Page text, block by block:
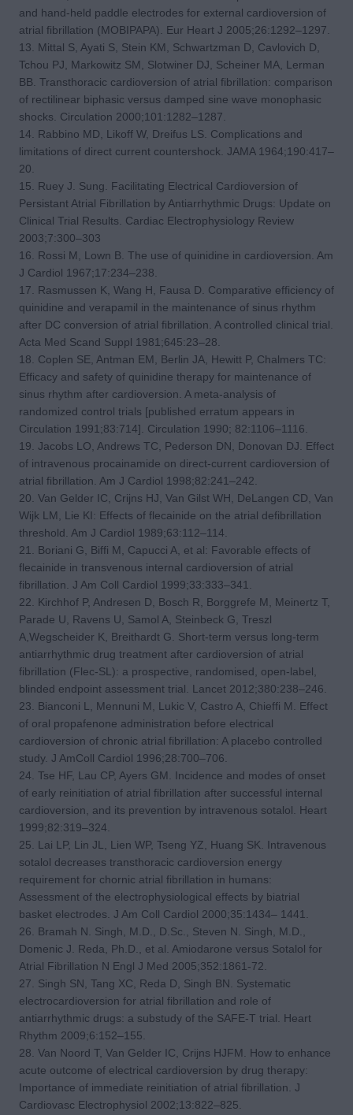
and hand-held paddle electrodes for external cardioversion of
atrial fibrillation (MOBIPAPA). Eur Heart J 2005;26:1292–1297.
13. Mittal S, Ayati S, Stein KM, Schwartzman D, Cavlovich D,
Tchou PJ, Markowitz SM, Slotwiner DJ, Scheiner MA, Lerman
BB. Transthoracic cardioversion of atrial fibrillation: comparison
of rectilinear biphasic versus damped sine wave monophasic
shocks. Circulation 2000;101:1282–1287.
14. Rabbino MD, Likoff W, Dreifus LS. Complications and
limitations of direct current countershock. JAMA 1964;190:417–
20.
15. Ruey J. Sung. Facilitating Electrical Cardioversion of
Persistant Atrial Fibrillation by Antiarrhythmic Drugs: Update on
Clinical Trial Results. Cardiac Electrophysiology Review
2003;7:300–303
16. Rossi M, Lown B. The use of quinidine in cardioversion. Am
J Cardiol 1967;17:234–238.
17. Rasmussen K, Wang H, Fausa D. Comparative efficiency of
quinidine and verapamil in the maintenance of sinus rhythm
after DC conversion of atrial fibrillation. A controlled clinical trial.
Acta Med Scand Suppl 1981;645:23–28.
18. Coplen SE, Antman EM, Berlin JA, Hewitt P, Chalmers TC:
Efficacy and safety of quinidine therapy for maintenance of
sinus rhythm after cardioversion. A meta-analysis of
randomized control trials [published erratum appears in
Circulation 1991;83:714]. Circulation 1990; 82:1106–1116.
19. Jacobs LO, Andrews TC, Pederson DN, Donovan DJ. Effect
of intravenous procainamide on direct-current cardioversion of
atrial fibrillation. Am J Cardiol 1998;82:241–242.
20. Van Gelder IC, Crijns HJ, Van Gilst WH, DeLangen CD, Van
Wijk LM, Lie KI: Effects of flecainide on the atrial defibrillation
threshold. Am J Cardiol 1989;63:112–114.
21. Boriani G, Biffi M, Capucci A, et al: Favorable effects of
flecainide in transvenous internal cardioversion of atrial
fibrillation. J Am Coll Cardiol 1999;33:333–341.
22. Kirchhof P, Andresen D, Bosch R, Borggrefe M, Meinertz T,
Parade U, Ravens U, Samol A, Steinbeck G, Treszl
A,Wegscheider K, Breithardt G. Short-term versus long-term
antiarrhythmic drug treatment after cardioversion of atrial
fibrillation (Flec-SL): a prospective, randomised, open-label,
blinded endpoint assessment trial. Lancet 2012;380:238–246.
23. Bianconi L, Mennuni M, Lukic V, Castro A, Chieffi M. Effect
of oral propafenone administration before electrical
cardioversion of chronic atrial fibrillation: A placebo controlled
study. J AmColl Cardiol 1996;28:700–706.
24. Tse HF, Lau CP, Ayers GM. Incidence and modes of onset
of early reinitiation of atrial fibrillation after successful internal
cardioversion, and its prevention by intravenous sotalol. Heart
1999;82:319–324.
25. Lai LP, Lin JL, Lien WP, Tseng YZ, Huang SK. Intravenous
sotalol decreases transthoracic cardioversion energy
requirement for chornic atrial fibrillation in humans:
Assessment of the electrophysiological effects by biatrial
basket electrodes. J Am Coll Cardiol 2000;35:1434– 1441.
26. Bramah N. Singh, M.D., D.Sc., Steven N. Singh, M.D.,
Domenic J. Reda, Ph.D., et al. Amiodarone versus Sotalol for
Atrial Fibrillation N Engl J Med 2005;352:1861-72.
27. Singh SN, Tang XC, Reda D, Singh BN. Systematic
electrocardioversion for atrial fibrillation and role of
antiarrhythmic drugs: a substudy of the SAFE-T trial. Heart
Rhythm 2009;6:152–155.
28. Van Noord T, Van Gelder IC, Crijns HJFM. How to enhance
acute outcome of electrical cardioversion by drug therapy:
Importance of immediate reinitiation of atrial fibrillation. J
Cardiovasc Electrophysiol 2002;13:822–825.